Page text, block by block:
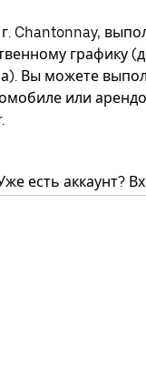
Chantonnay,
графику
Вы можете
или
есть аккаунт?